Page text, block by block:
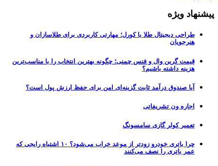
پیشنهاد ویژه
طراحی دیجیتال طلا با کورل؛ مهارتی کاربردی برای طلاسازان و
هنرجویان
قیمت گرین وال و فنس چمنی؛ چگونه بهترین انتخاب را با مناسب‌ترین
هزینه داشته باشیم؟
آیا صندوق درآمد ثابت گزینه‌ای امن برای حفظ ارزش پول است؟
اجاره ون تشریفاتی
تعمیر کولر گازی سامسونگ
چرا باتری خودرو زودتر از موعد خراب می‌شود؟ ۱۰ اشتباه رایجی که
عمر باتری را نصف می‌کنند